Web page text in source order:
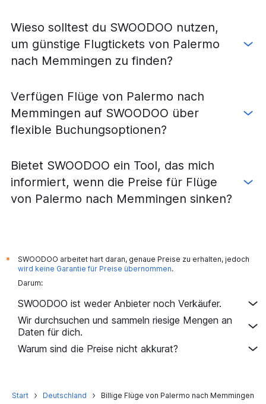
Flüge von Catania nach Hamburg
Flüge von Palermo nach München
Flüge von Lamezia Terme nach Weeze, Niederrhein
Flüge von Lamezia Terme nach Köln
Flüge von Lamezia Terme nach Stuttgart
Flüge von Catania nach Karlsruhe
Flüge von Catania nach Hannover
Flüge von Catania nach Nürnberg
Flüge von Reggio Calabria nach Düsseldorf
Flüge von Lamezia Terme nach Leipzig
Flüge von Lamezia Terme nach Berlin
Flüge von Catania nach Leipzig
Flüge von Lamezia Terme nach Dresden
Flüge von Catania nach Dresden
Flüge von Catania nach Bremen
Wieso solltest du SWOODOO nutzen,
um günstige Flugtickets von Palermo
nach Memmingen zu finden?
Verfügen Flüge von Palermo nach
Memmingen auf SWOODOO über
flexible Buchungsoptionen?
Bietet SWOODOO ein Tool, das mich
informiert, wenn die Preise für Flüge
von Palermo nach Memmingen sinken?
*
SWOODOO arbeitet hart daran, genaue Preise zu erhalten, jedoch
wird keine Garantie für Preise übernommen.
Darum:
SWOODOO ist weder Anbieter noch Verkäufer.
Wir durchsuchen und sammeln riesige Mengen an
Daten für dich.
Warum sind die Preise nicht akkurat?
Start Deutschland Billige Flüge von Palermo nach Memmingen